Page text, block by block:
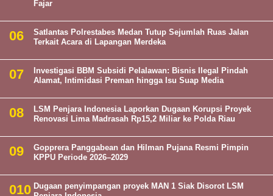
Fajar
Satlantas Polrestabes Medan Tutup Sejumlah Ruas Jalan
Terkait Acara di Lapangan Merdeka
Investigasi BBM Subsidi Pelalawan: Bisnis Ilegal Pindah
Alamat, Intimidasi Preman hingga Isu Suap Media
LSM Penjara Indonesia Laporkan Dugaan Korupsi Proyek
Renovasi Lima Madrasah Rp15,2 Miliar ke Polda Riau
Gopprera Panggabean dan Hilman Pujana Resmi Pimpin
KPPU Periode 2026–2029
Dugaan penyimpangan proyek MAN 1 Siak Disorot LSM